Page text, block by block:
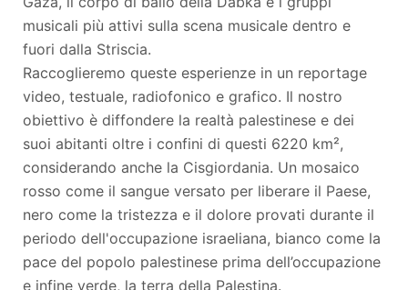
musicali più attivi sulla scena musicale dentro e
fuori dalla Striscia.
Raccoglieremo queste esperienze in un reportage
video, testuale, radiofonico e grafico. Il nostro
obiettivo è diffondere la realtà palestinese e dei
suoi abitanti oltre i confini di questi 6220 km²,
considerando anche la Cisgiordania. Un mosaico
rosso come il sangue versato per liberare il Paese,
nero come la tristezza e il dolore provati durante il
periodo dell'occupazione israeliana, bianco come la
pace del popolo palestinese prima dell’occupazione
e infine verde, la terra della Palestina.